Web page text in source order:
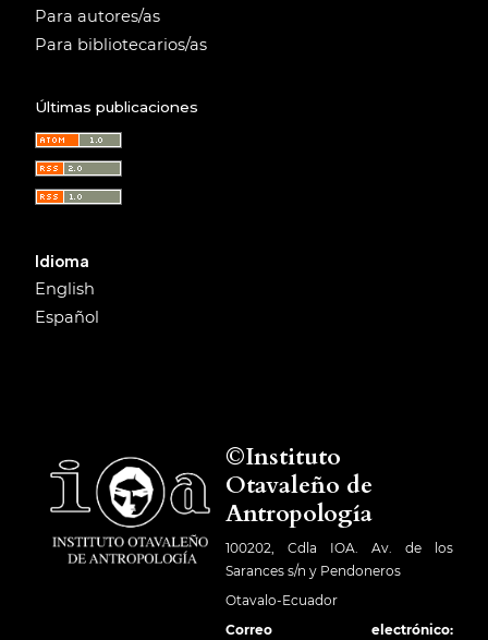
Para autores/as
Para bibliotecarios/as
Últimas publicaciones
Idioma
English
Español
©Instituto
Otavaleño de
Antropología
100202, Cdla IOA. Av. de los
Sarances s/n y Pendoneros
Otavalo-Ecuador
Correo electrónico: